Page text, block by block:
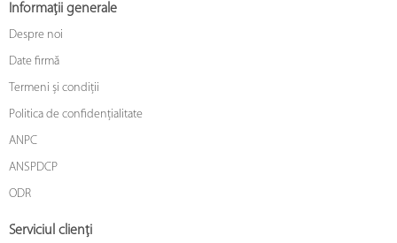
Informații generale
Despre noi
Date firmă
Termeni și condiții
Politica de confidențialitate
ANPC
ANSPDCP
ODR
Serviciul clienți